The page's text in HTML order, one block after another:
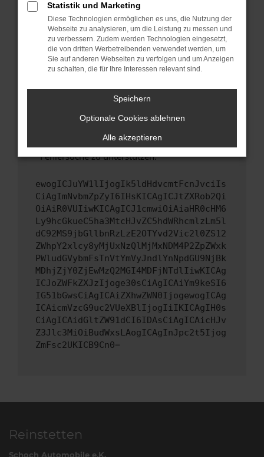
Betriebssystem auf dem neuesten Stand
sind.
Veraltete Software birgt nicht nur ein
Sicherheitsrisiko, sondern kann auch dazu
führen, dass bestimmte Funktionen nicht mehr
unterstützt werden.
Wende dich an den Webseitenbetreiber.
Wenn du alle oben genannten Schritte versucht
hast, kontaktiere uns bitte. Wir werden
uns diesen Text schicken, um uns bei der
Fehlersuche zu unterstützen:
ewogICJuYW1lIjogIk5ldHdvcmtFcnJvciIs
CiAgImNvbmZpZyI6IHsKICAgICJtZXRob2Qi
OiAiR0VUIiwKICAgICJ1cmwiOiAiaHR0cHM6
Ly9hcGkueC5ha3MtcHJvZC5hdWRhcmlzLm5l
dC92MS9jbGllbnRzLzE2OTYvd2Vic2l0ZS12
ZWhpY2xlcy8yMjUxNzQlMjMxNDM4P2ZpZWxk
PWludGVybmFsTnVtYmVyJndlYnNpdGU9NjBk
MDhjZjY0ZjEwMzQ2MGI4MDFjNTdlIiwKICAg
ICJoZWFkZXJzIjoge30sCiAgICAiYm9keSI6
IG51bGwsCiAgICAiZXhwZWN0IjogewogICAg
ICAicmVzcG9uc2VUeXBlIjogIiIKICAgIH0s
CiAgICAidGltZW91dCI6IDAsCiAgICAicHJv
Z3Jlc3MiOiBudWxsLAogICAgInJpc2t5Ijog
ZmFsc2UKICB9Cn0=
Reinstetten
Schoch Automobile e.K.
Statistik und Marketing
Diese Technologien ermöglichen es uns, die Nutzung der
Webseite zu analysieren, um die Leistung zu messen und
zu verbessern. Zudem werden Technologien eingesetzt,
die von dritten Werbetreibenden verwendet werden, um
Sie auf anderen Webseiten zu verfolgen und um Anzeigen
zu schalten, die für Ihre Interessen relevant sind.
Speichern
Optionale Cookies ablehnen
Alle akzeptieren